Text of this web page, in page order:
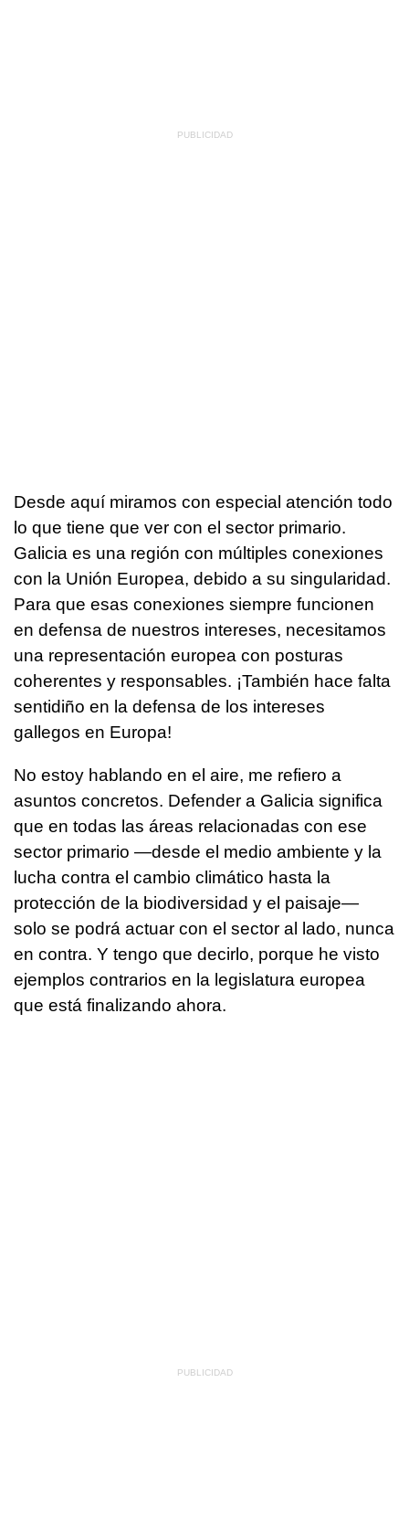
Desde aquí miramos con especial atención todo
lo que tiene que ver con el sector primario.
Galicia es una región con múltiples conexiones
con la Unión Europea, debido a su singularidad.
Para que esas conexiones siempre funcionen
en defensa de nuestros intereses, necesitamos
una representación europea con posturas
coherentes y responsables. ¡También hace falta
sentidiño en la defensa de los intereses
gallegos en Europa!
No estoy hablando en el aire, me refiero a
asuntos concretos. Defender a Galicia significa
que en todas las áreas relacionadas con ese
sector primario —desde el medio ambiente y la
lucha contra el cambio climático hasta la
protección de la biodiversidad y el paisaje—
solo se podrá actuar con el sector al lado, nunca
en contra. Y tengo que decirlo, porque he visto
ejemplos contrarios en la legislatura europea
que está finalizando ahora.